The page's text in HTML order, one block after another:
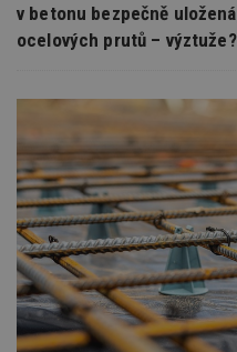
v betonu bezpečně
ocelových prutů – výztuže?